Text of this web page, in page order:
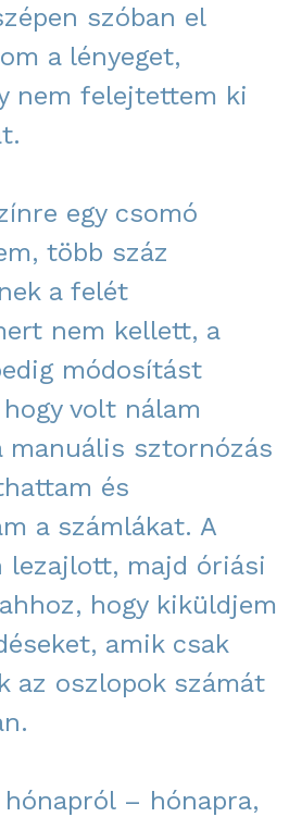
szóban el
a lényeget,
nem felejtettem ki
egy csomó
több száz
a felét
nem kellett, a
módosítást
volt nálam
manuális sztornózás
és
a számlákat. A
lezajlott, majd óriási
hogy kiküldjem
amik csak
az oszlopok számát
– hónapra,